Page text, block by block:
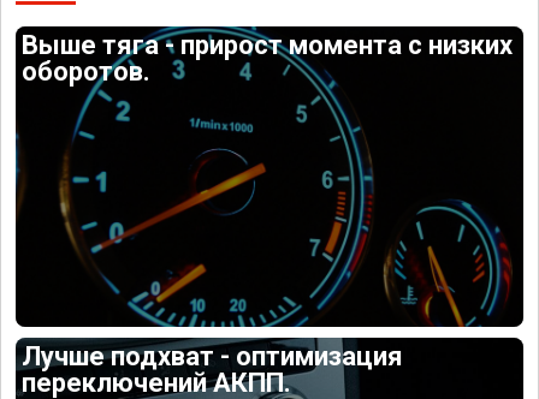
Выше тяга - прирост момента с низких
оборотов.
Лучше подхват - оптимизация
переключений АКПП.